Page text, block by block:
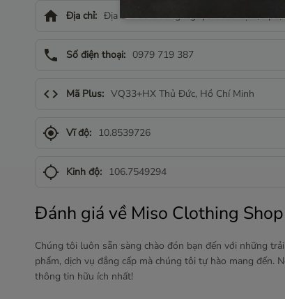
home Địa chỉ: Địa chỉ: 10 Đường Nguyễn Văn Lịch,
phone Số điện thoại: 0979 719 387
code Mã Plus: VQ33+HX Thủ Đức, Hồ Chí Minh
gps_fixed Vĩ độ: 10.8539726
gps_not_fixed Kinh độ: 106.7549294
Đánh giá về Miso Clothing
Chúng tôi luôn sẵn sàng chào đón bạn đến với những
phẩm, dịch vụ đẳng cấp mà chúng tôi tự hào mang đến.
thông tin hữu ích nhất!